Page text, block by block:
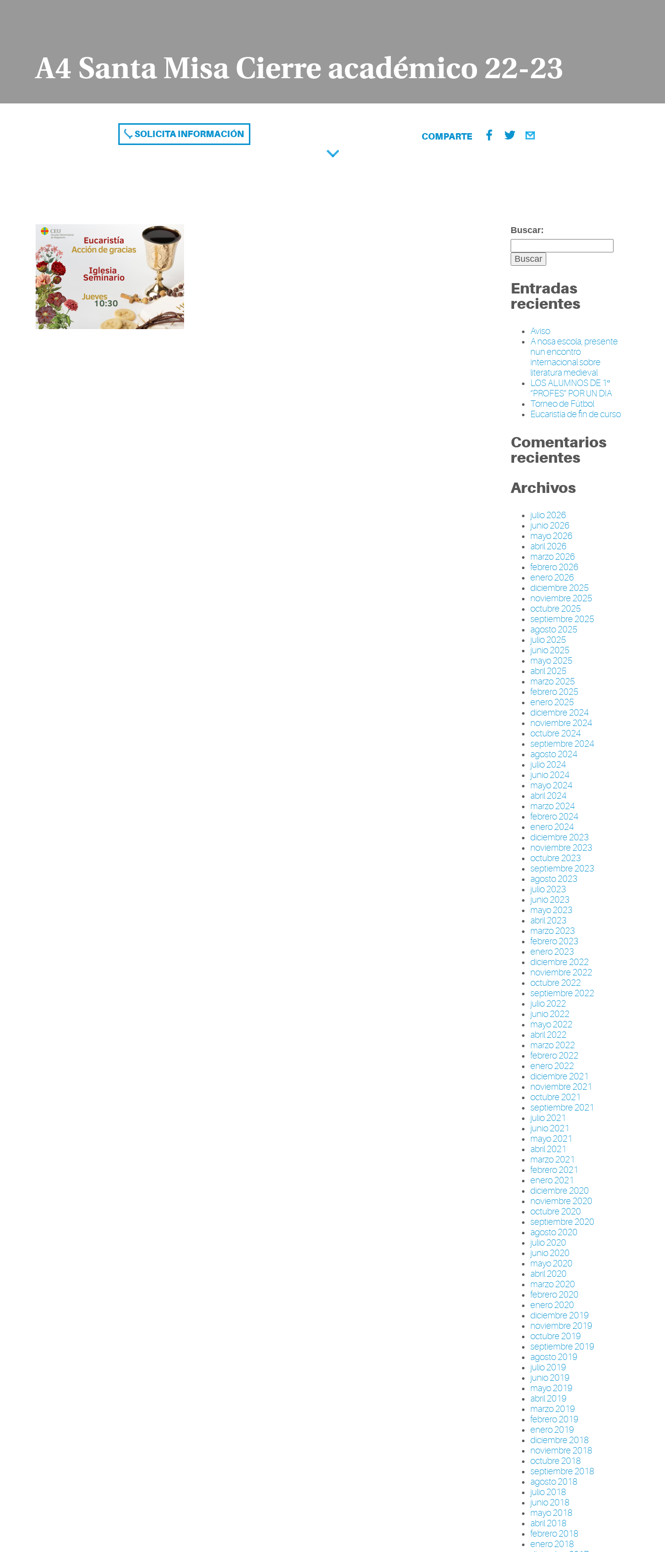
A4 Santa Misa Cierre académico 22-23
SOLICITA INFORMACIÓN COMPARTE
Buscar:
Entradas
recientes
Aviso
A nosa escola, presente
nun encontro
internacional sobre
literatura medieval
LOS ALUMNOS DE 1º
“PROFES” POR UN DIA
Torneo de Fútbol
Eucaristía de fin de curso
Comentarios
recientes
Archivos
julio 2026
junio 2026
mayo 2026
abril 2026
marzo 2026
febrero 2026
enero 2026
diciembre 2025
noviembre 2025
octubre 2025
septiembre 2025
agosto 2025
julio 2025
junio 2025
mayo 2025
abril 2025
marzo 2025
febrero 2025
enero 2025
diciembre 2024
noviembre 2024
octubre 2024
septiembre 2024
agosto 2024
julio 2024
junio 2024
mayo 2024
abril 2024
marzo 2024
febrero 2024
enero 2024
diciembre 2023
noviembre 2023
octubre 2023
septiembre 2023
agosto 2023
julio 2023
junio 2023
mayo 2023
abril 2023
marzo 2023
febrero 2023
enero 2023
diciembre 2022
noviembre 2022
octubre 2022
septiembre 2022
julio 2022
junio 2022
mayo 2022
abril 2022
marzo 2022
febrero 2022
enero 2022
diciembre 2021
noviembre 2021
octubre 2021
septiembre 2021
julio 2021
junio 2021
mayo 2021
abril 2021
marzo 2021
febrero 2021
enero 2021
diciembre 2020
noviembre 2020
octubre 2020
septiembre 2020
agosto 2020
julio 2020
junio 2020
mayo 2020
abril 2020
marzo 2020
febrero 2020
enero 2020
diciembre 2019
noviembre 2019
octubre 2019
septiembre 2019
agosto 2019
julio 2019
junio 2019
mayo 2019
abril 2019
marzo 2019
febrero 2019
enero 2019
diciembre 2018
noviembre 2018
octubre 2018
septiembre 2018
agosto 2018
julio 2018
junio 2018
mayo 2018
abril 2018
febrero 2018
enero 2018